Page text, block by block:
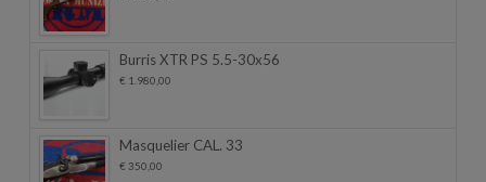
Burris XTR PS 5.5-30x56
€ 1.980,00
Masquelier CAL. 33
€ 350,00